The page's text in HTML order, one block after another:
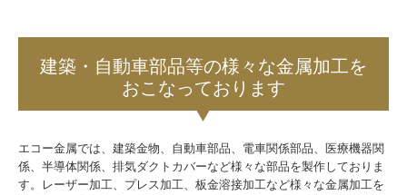
建築・自動車部品等の様々な金属加工を
おこなっております
エコー金属では、建築金物、自動車部品、電車関係部品、医療機器関
係、半導体関係、排気ダクトカバーなど様々な部品を製作しておりま
す。レーザー加工、プレス加工、板金溶接加工など様々な金属加工を